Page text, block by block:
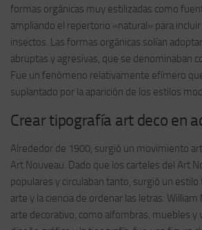
formas orgánicas muy estilizadas como
ampliando el repertorio «natural» para incluir
insectos. Las formas orgánicas solían
abruptas y agresivas, que se denominaban
Fue un fenómeno relativamente efímero
suplantado por la aparición de los estilos
Crear tipografía art deco en
Alrededor de 1900, surgió un movimiento
Art Nouveau. Dado que los carteles del Art
populares y circulaban tanto, surgió un estilo
arte y la ciencia de ordenar las letras.
arte decorativo, como alfombras, muebles y